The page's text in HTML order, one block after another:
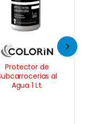
Ppg D800
Barniz Clear
Automotor 2k